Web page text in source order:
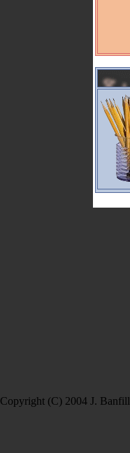
Copyright (C) 2004 J.